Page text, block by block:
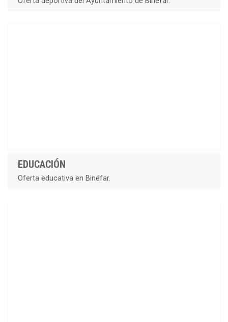
EDUCACIÓN
Oferta educativa en Binéfar.